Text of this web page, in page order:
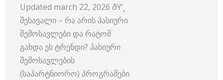
Updated march 22, 2026 ðŸ’¸
შესავალი – რა არის პასიური
შემოსავლები და რატომ
გახდა ეს ტრენდი? პასიური
შემოსავლების
(საპარტნიორო) პროგრამები